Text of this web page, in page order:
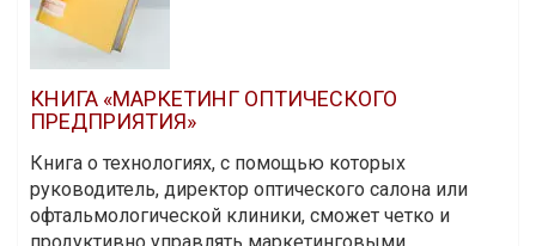
КНИГА «МАРКЕТИНГ ОПТИЧЕСКОГО
ПРЕДПРИЯТИЯ»
Книга о технологиях, с помощью которых
руководитель, директор оптического салона или
офтальмологической клиники, сможет четко и